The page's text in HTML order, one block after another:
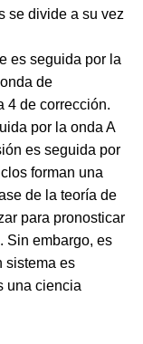
se divide a su vez
es seguida por la
de
4 de corrección.
por la onda A
es seguida por
forman una
de la teoría de
para pronosticar
Sin embargo, es
sistema es
una ciencia